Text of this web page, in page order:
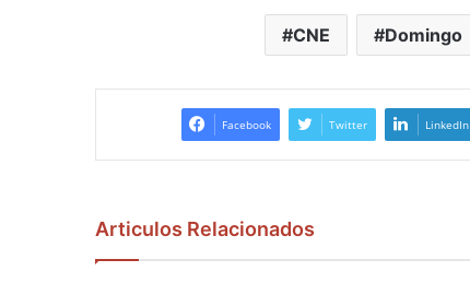
CNE Domingo
Facebook Twitter LinkedIn
Articulos Relacionados